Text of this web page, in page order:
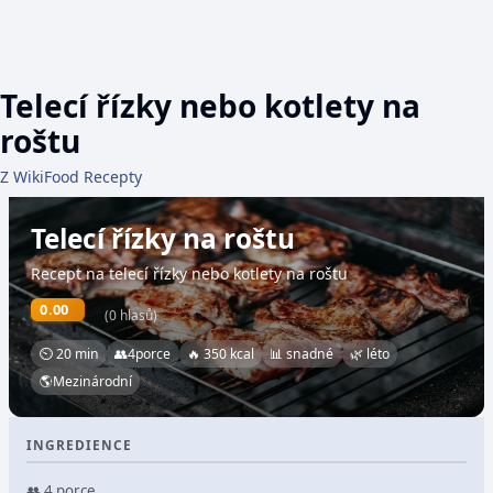
Telecí řízky nebo kotlety na
roštu
Z WikiFood Recepty
Telecí řízky na roštu
Recept na telecí řízky nebo kotlety na roštu
0.00 (0 hlasů)
⏲ 20 min 👥4porce 🔥 350 kcal 📊 snadné
🌿 léto
🌎Mezinárodní
INGREDIENCE